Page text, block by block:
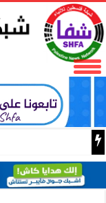
نادي الأسير: الاحتلال